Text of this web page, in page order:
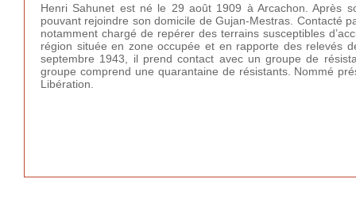
Henri Sahunet est né le 29 août 1909 à Arcachon. Après
pouvant rejoindre son domicile de Gujan-Mestras. Contacté
notamment chargé de repérer des terrains susceptibles
région située en zone occupée et en rapporte des relevés
septembre 1943, il prend contact avec un groupe de
groupe comprend une quarantaine de résistants. Nommé
Libération.